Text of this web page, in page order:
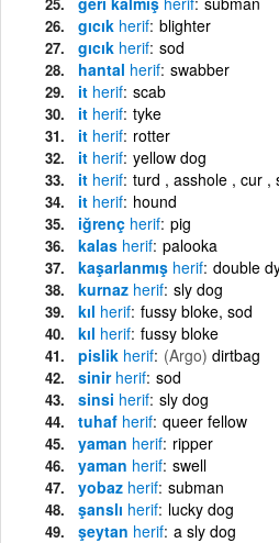
gıcık herif blighter
gıcık herif sod
hantal herif swabber
it herif scab
it herif tyke
it herif rotter
it herif yellow dog
it herif turd , asshole , cur ,
it herif hound
iğrenç herif pig
kalas herif palooka
kaşarlanmış herif double
kurnaz herif sly dog
kıl herif fussy bloke, sod
kıl herif fussy bloke
pislik herif (Argo) dirtbag
sinir herif sod
sinsi herif sly dog
tuhaf herif queer fellow
yaman herif ripper
yaman herif swell
yobaz herif subman
şanslı herif lucky dog
şeytan herif a sly dog